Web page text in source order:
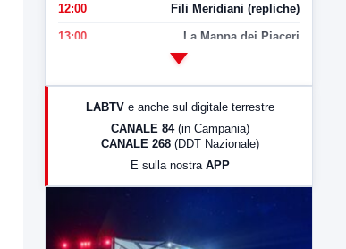
12:00 Fili Meridiani (repliche)
13:00 La Mappa dei Piaceri
LabNews (Diretta)
LABTV e anche sul digitale terrestre
CANALE 84 (in Campania)
CANALE 268 (DDT Nazionale)
E sulla nostra APP